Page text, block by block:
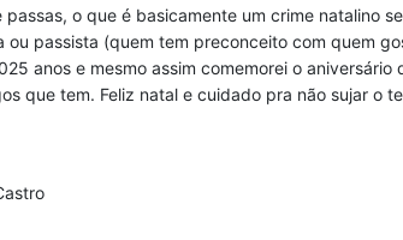
o que é basicamente um crime natalino
ou passista (quem tem preconceito com quem
anos e mesmo assim comemorei o
que tem. Feliz natal e cuidado pra não sujar o